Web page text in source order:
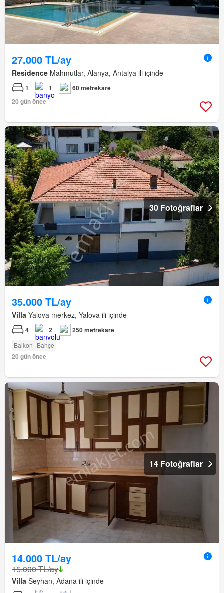
27.000 TL/ay
Residence Mahmutlar, Alanya, Antalya ili içinde
1 1
60 metrekare
20 gün önce
30 Fotoğraflar
35.000 TL/ay
Villa Yalova merkez, Yalova ili içinde
4 2 250 metrekare
Balkon Bahçe
20 gün önce
14 Fotoğraflar
14.000 TL/ay
15.000 TL/ay
Villa Seyhan, Adana ili içinde